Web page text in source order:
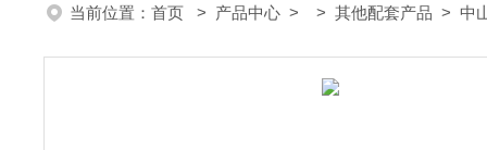
当前位置： 首页 > 产品中心 > > 其他配套产品 > 中